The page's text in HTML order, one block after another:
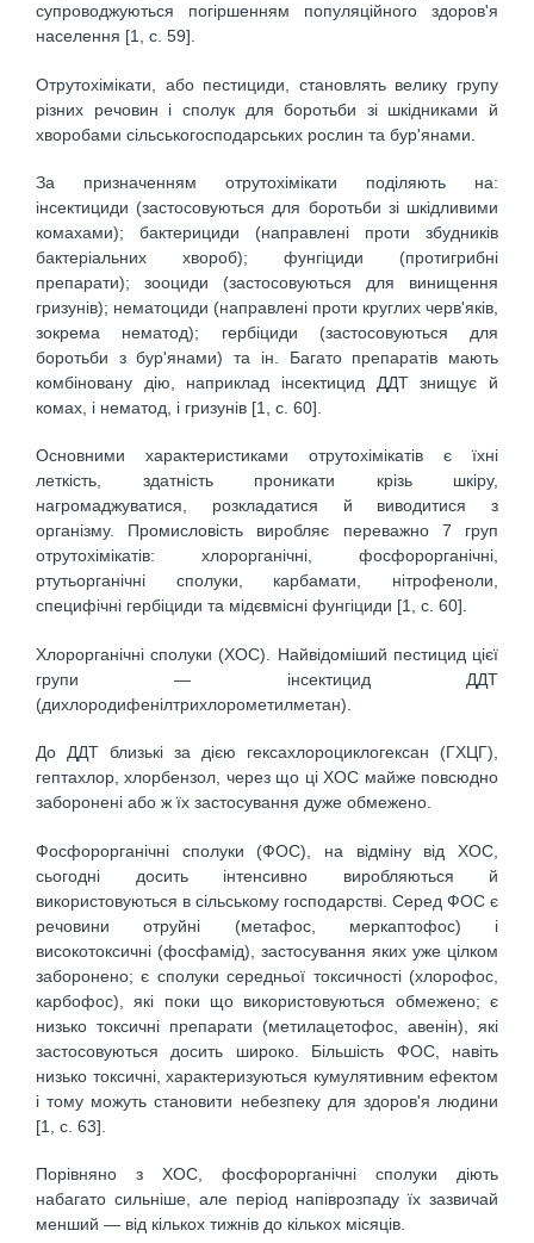
супроводжуються погіршенням популяційного здоров'я
населення [1, с. 59].
Отрутохімікати, або пестициди, становлять велику групу
різних речовин і сполук для боротьби зі шкідниками й
хворобами сільськогосподарських рослин та бур'янами.
За призначенням отрутохімікати поділяють на:
інсектициди (застосовуються для боротьби зі шкідливими
комахами); бактерициди (направлені проти збудників
бактеріальних хвороб); фунгіциди (протигрибні
препарати); зооциди (застосовуються для винищення
гризунів); нематоциди (направлені проти круглих черв'яків,
зокрема нематод); гербіциди (застосовуються для
боротьби з бур'янами) та ін. Багато препаратів мають
комбіновану дію, наприклад інсектицид ДДТ знищує й
комах, і нематод, і гризунів [1, с. 60].
Основними характеристиками отрутохімікатів є їхні
леткість, здатність проникати крізь шкіру,
нагромаджуватися, розкладатися й виводитися з
організму. Промисловість виробляє переважно 7 груп
отрутохімікатів: хлорорганічні, фосфорорганічні,
ртутьорганічні сполуки, карбамати, нітрофеноли,
специфічні гербіциди та мідєвмісні фунгіциди [1, с. 60].
Хлорорганічні сполуки (ХОС). Найвідоміший пестицид цієї
групи — інсектицид ДДТ
(дихлородифенілтрихлорометилметан).
До ДДТ близькі за дією гексахлороциклогексан (ГХЦГ),
гептахлор, хлорбензол, через що ці ХОС майже повсюдно
заборонені або ж їх застосування дуже обмежено.
Фосфорорганічні сполуки (ФОС), на відміну від ХОС,
сьогодні досить інтенсивно виробляються й
використовуються в сільському господарстві. Серед ФОС є
речовини отруйні (метафос, меркаптофос) і
високотоксичні (фосфамід), застосування яких уже цілком
заборонено; є сполуки середньої токсичності (хлорофос,
карбофос), які поки що використовуються обмежено; є
низько токсичні препарати (метилацетофос, авенін), які
застосовуються досить широко. Більшість ФОС, навіть
низько токсичні, характеризуються кумулятивним ефектом
і тому можуть становити небезпеку для здоров'я людини
[1, с. 63].
Порівняно з ХОС, фосфорорганічні сполуки діють
набагато сильніше, але період напіврозпаду їх зазвичай
менший — від кількох тижнів до кількох місяців.